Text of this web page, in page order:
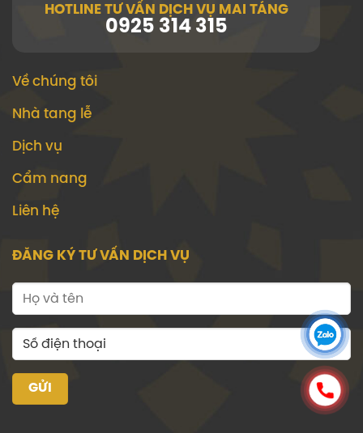
HOTLINE TƯ VẤN DỊCH VỤ MAI TÁNG
0925 314 315
Về chúng tôi
Nhà tang lễ
Dịch vụ
Cẩm nang
Liên hệ
ĐĂNG KÝ TƯ VẤN DỊCH VỤ